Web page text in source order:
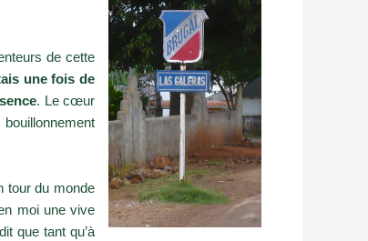
de cette
une fois de
. Le cœur
tour du monde
moi une vive
que tant qu’à